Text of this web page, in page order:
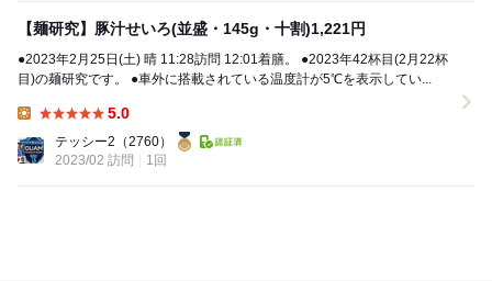
【麺研究】豚汁せいろ(並盛・145g・十割)1,221円
●2023年2月25日(土) 晴 11:28訪問 12:01着膳。 ●2023年42杯目(2月22杯
目)の麺研究です。 ●車外に搭載されている温度計が5℃を表示してい...
5.0
テッシー2 （2760）
2023/02 訪問
1回